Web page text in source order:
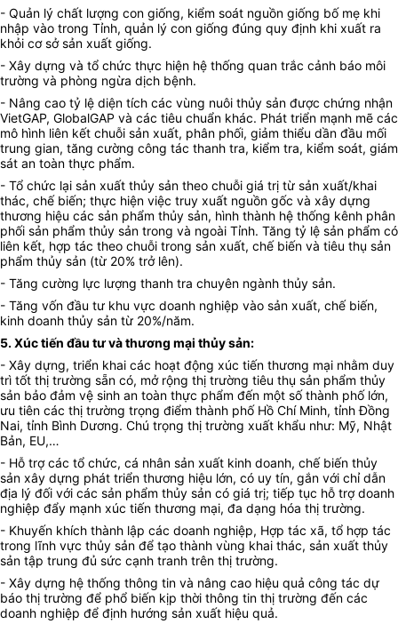
- Quản lý chất lượng con giống, kiểm soát nguồn giống bố mẹ khi
nhập vào trong Tỉnh, quản lý con giống đúng quy định khi xuất ra
khỏi cơ sở sản xuất giống.
- Xây dựng và tổ chức thực hiện hệ thống quan trắc cảnh báo môi
trường và phòng ngừa dịch bệnh.
- Nâng cao tỷ lệ diện tích các vùng nuôi thủy sản được chứng nhận
VietGAP, GlobalGAP và các tiêu chuẩn khác. Phát triển mạnh mẽ các
mô hình liên kết chuỗi sản xuất, phân phối, giảm thiểu dần đầu mối
trung gian, tăng cường công tác thanh tra, kiểm tra, kiểm soát, giám
sát an toàn thực phẩm.
- Tổ chức lại sản xuất thủy sản theo chuỗi giá trị từ sản xuất/khai
thác, chế biến; thực hiện việc truy xuất nguồn gốc và xây dựng
thương hiệu các sản phẩm thủy sản, hình thành hệ thống kênh phân
phối sản phẩm thủy sản trong và ngoài Tỉnh. Tăng tỷ lệ sản phẩm có
liên kết, hợp tác theo chuỗi trong sản xuất, chế biến và tiêu thụ sản
phẩm thủy sản (từ 20% trở lên).
- Tăng cường lực lượng thanh tra chuyên ngành thủy sản.
- Tăng vốn đầu tư khu vực doanh nghiệp vào sản xuất, chế biến,
kinh doanh thủy sản từ 20%/năm.
5. Xúc tiến đầu tư và thương mại thủy sản:
- Xây dựng, triển khai các hoạt động xúc tiến thương mại nhằm duy
trì tốt thị trường sẵn có, mở rộng thị trường tiêu thụ sản phẩm thủy
sản bảo đảm vệ sinh an toàn thực phẩm đến một số thành phố lớn,
ưu tiên các thị trường trọng điểm thành phố Hồ Chí Minh, tỉnh Đồng
Nai, tỉnh Bình Dương. Chú trọng thị trường xuất khẩu như: Mỹ, Nhật
Bản, EU,…
- Hỗ trợ các tổ chức, cá nhân sản xuất kinh doanh, chế biến thủy
sản xây dựng phát triển thương hiệu lớn, có uy tín, gắn với chỉ dẫn
địa lý đối với các sản phẩm thủy sản có giá trị; tiếp tục hỗ trợ doanh
nghiệp đẩy mạnh xúc tiến thương mại, đa dạng hóa thị trường.
- Khuyến khích thành lập các doanh nghiệp, Hợp tác xã, tổ hợp tác
trong lĩnh vực thủy sản để tạo thành vùng khai thác, sản xuất thủy
sản tập trung đủ sức cạnh tranh trên thị trường.
- Xây dựng hệ thống thông tin và nâng cao hiệu quả công tác dự
báo thị trường để phổ biến kịp thời thông tin thị trường đến các
doanh nghiệp để định hướng sản xuất hiệu quả.